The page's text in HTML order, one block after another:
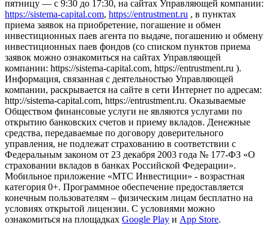
пятницу — с 9:30 до 17:30, на сайтах Управляющей компании:
https://sistema-capital.com, https://entrustment.ru , в пунктах
приема заявок на приобретение, погашение и обмен
инвестиционных паев агента по выдаче, погашению и обмену
инвестиционных паев фондов (со списком пунктов приема
заявок можно ознакомиться на сайтах Управляющей
компании: https://sistema-capital.com, https://entrustment.ru ).
Информация, связанная с деятельностью Управляющей
компании, раскрывается на сайте в сети Интернет по адресам:
http://sistema-capital.com, https://entrustment.ru. Оказываемые
Обществом финансовые услуги не являются услугами по
открытию банковских счетов и приему вкладов. Денежные
средства, передаваемые по договору доверительного
управления, не подлежат страхованию в соответствии с
Федеральным законом от 23 декабря 2003 года № 177-ФЗ «О
страховании вкладов в банках Российской Федерации».
Мобильное приложение «МТС Инвестиции» - возрастная
категория 0+. Программное обеспечение предоставляется
конечным пользователям – физическим лицам бесплатно на
условиях открытой лицензии. С условиями можно
ознакомиться на площадках Google Play и App Store.